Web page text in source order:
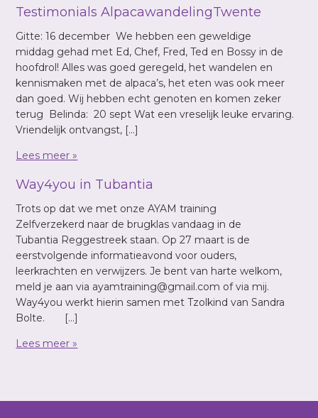
Testimonials AlpacawandelingTwente
Gitte: 16 december We hebben een geweldige
middag gehad met Ed, Chef, Fred, Ted en Bossy in de
hoofdrol! Alles was goed geregeld, het wandelen en
kennismaken met de alpaca’s, het eten was ook meer
dan goed. Wij hebben echt genoten en komen zeker
terug Belinda: 20 sept Wat een vreselijk leuke ervaring.
Vriendelijk ontvangst, […]
Lees meer »
Way4you in Tubantia
Trots op dat we met onze AYAM training
Zelfverzekerd naar de brugklas vandaag in de
Tubantia Reggestreek staan. Op 27 maart is de
eerstvolgende informatieavond voor ouders,
leerkrachten en verwijzers. Je bent van harte welkom,
meld je aan via ayamtraining@gmail.com of via mij.
Way4you werkt hierin samen met Tzolkind van Sandra
Bolte. […]
Lees meer »